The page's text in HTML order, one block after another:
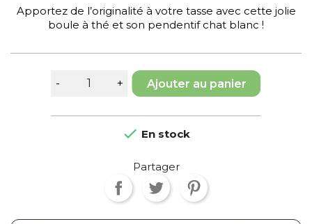
Apportez de l’originalité à votre tasse avec cette jolie
boule à thé et son pendentif chat blanc !
Ajouter au panier
 En stock
Partager